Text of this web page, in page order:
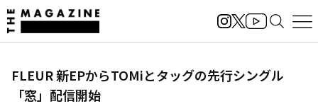
FLEUR 新EPからTOMiとタッグの先行シングル
「窓」配信開始